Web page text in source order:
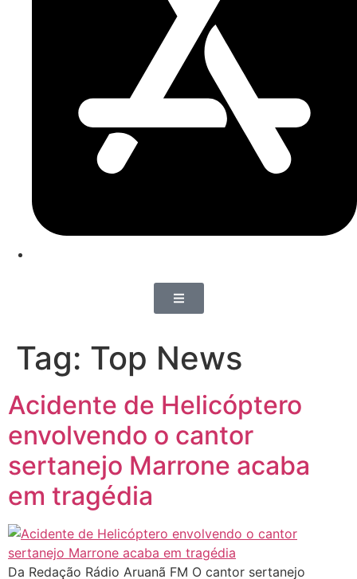
Tag: Top News
Acidente de Helicóptero
envolvendo o cantor
sertanejo Marrone acaba
em tragédia
Da Redação Rádio Aruanã FM O cantor sertanejo